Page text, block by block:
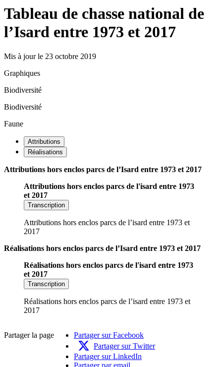
Tableau de chasse national de
l’Isard entre 1973 et 2017
Mis à jour le 23 octobre 2019
Graphiques
Biodiversité
Biodiversité
Faune
Attributions
Réalisations
Attributions hors enclos parcs de l’Isard entre 1973 et 2017
Attributions hors enclos parcs de l'isard entre 1973
et 2017
Transcription
Attributions hors enclos parcs de l’isard entre 1973 et
2017
Réalisations hors enclos parcs de l’Isard entre 1973 et 2017
Réalisations hors enclos parcs de l'isard entre 1973
et 2017
Transcription
Réalisations hors enclos parcs de l’isard entre 1973 et
2017
Partager la page
Partager sur Facebook
Partager sur Twitter
Partager sur LinkedIn
Partager par email